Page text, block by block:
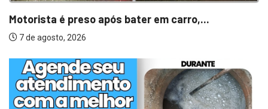
Motorista é preso após bater em carro,...
7 de agosto, 2026